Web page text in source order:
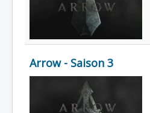
Dessins
Artiste Asperger
Lexique
Arrow - Saison 3